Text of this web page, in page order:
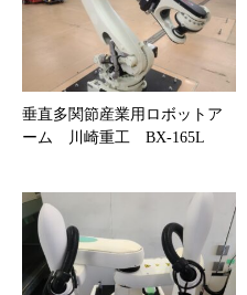
垂直多関節産業用ロボットア
ーム 川崎重工 BX-165L